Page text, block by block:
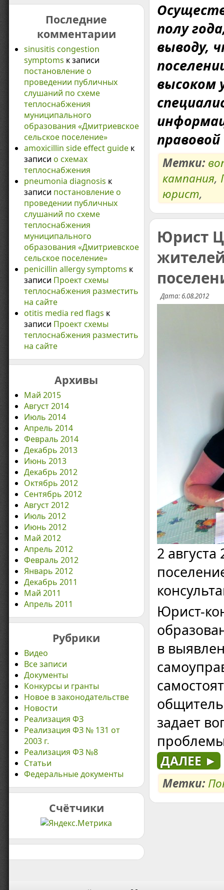
Последние
комментарии
sinusitis congestion
symptoms к записи
постановление о
проведении публичных
слушаний по схеме
теплоснабжения
муниципального
образования «Дмитриевское
сельское поселение»
amoxicillin side effect guideк
записи о схемах
теплоснабжения
pneumonia diagnosis к
записи постановление о
проведении публичных
слушаний по схеме
теплоснабжения
муниципального
образования «Дмитриевское
сельское поселение»
penicillin allergy symptoms к
записи Проект схемы
теплоснабжения разместить
на сайте
otitis media red flags к
записи Проект схемы
теплоснабжения разместить
на сайте
Архивы
Май 2015
Август 2014
Июль 2014
Апрель 2014
Февраль 2014
Декабрь 2013
Июнь 2013
Декабрь 2012
Октябрь 2012
Сентябрь 2012
Август 2012
Июль 2012
Июнь 2012
Май 2012
Апрель 2012
Февраль 2012
Январь 2012
Декабрь 2011
Май 2011
Апрель 2011
Рубрики
Видео
Все записи
Документы
Конкурсы и гранты
Новое в законодательстве
Новости
Реализация ФЗ
Реализация ФЗ № 131 от
2003 г.
Реализация ФЗ №8
Статьи
Федеральные документы
Счётчики
полу
выводу,
высоком
Метки:
кампания,
юрист,
Юрист
Дата: 6.08.2012
2
Юрист-
в
задает
ДАЛЕЕ ►
Метки: